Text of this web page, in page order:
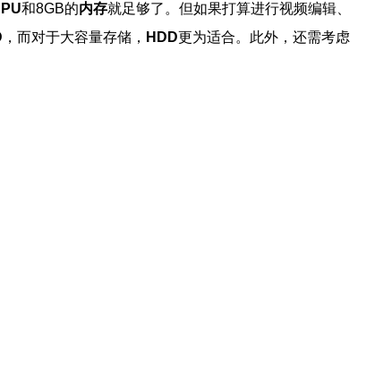
和8GB的内存就足够了。但如果打算进行视频编辑、
，而对于大容量存储， HDD更为适合。此外，还需考虑